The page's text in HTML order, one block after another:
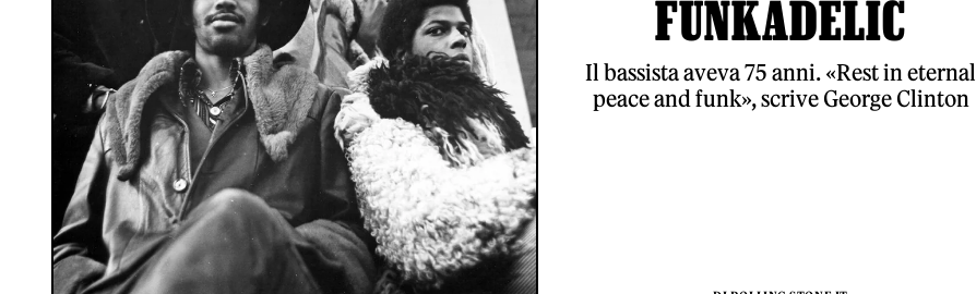
FUNKADELIC
Il bassista aveva 75 anni. «Rest in eternal
peace and funk», scrive George Clinton